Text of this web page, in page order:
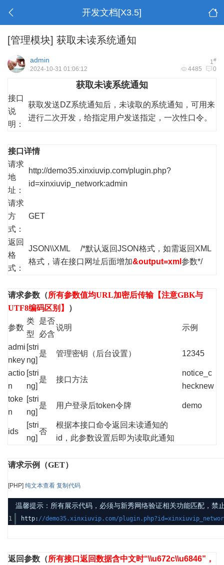
开发文档[X3.5]
[管理模块] 获取未读系统通知
1#
admin
4485 0
2024-10-31 01:06:12
获取未读系统通知
接口
说
明：
获取发送DZ系统通知后，未读取的系统通知，可用来
进行二次开发，给指定用户发送指定，一次性口令。
接口详情
请求
地
址：
http://demo35.xinxiuvip.com/plugin.php?
id=xinxiuvip_network:admin
请求
方
式：
GET
返回
格
式：
JSON\\XML /*默认返回JSON格式，如需返回XML
格式，请在接口网址后面增加&output=xml 参数*/
请求参数（所有参数值均URL加密后传输【注意GBK与
UTF8编码区别】
）
参数
类
型
是否
必含
说明 示例
admi
nkey
[stri
ng]
是 管理密钥（后台设置） 12345
actio
n
[stri
ng]
是 接口方法
notice_c
hecknew
toke
n
[stri
ng]
是 用户登录后token令牌 demo
ids
[stri
ng]
否
根据本接口命令返回未读通知的
id，此参数设置后即为读取此通知
请求示例（GET）
[PHP] 纯文本查看 复制代码
温馨提示：所有展示代码，必须与新秀网络验证相关功能匹配，
1 http: //demo35.xinxiuvip.com/
返回参数 （所有接口返回数据含中文时“\\u672c\\u6846”，